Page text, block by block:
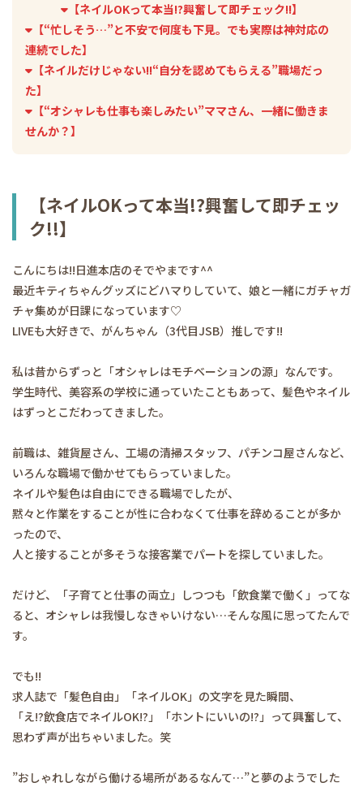
【ネイルOKって本当!?興奮して即チェック!!】
【“忙しそう…”と不安で何度も下見。でも実際は神対応の
連続でした】
【ネイルだけじゃない!!“自分を認めてもらえる”職場だっ
た】
【“オシャレも仕事も楽しみたい”ママさん、一緒に働きま
せんか？】
【ネイルOKって本当!?興奮して即チェッ
ク!!】
こんにちは!!日進本店のそでやまです^^
最近キティちゃんグッズにどハマりしていて、娘と一緒にガチャガ
チャ集めが日課になっています♡
LIVEも大好きで、がんちゃん（3代目JSB）推しです!!
私は昔からずっと「オシャレはモチベーションの源」なんです。
学生時代、美容系の学校に通っていたこともあって、髪色やネイル
はずっとこだわってきました。
前職は、雑貨屋さん、工場の清掃スタッフ、パチンコ屋さんなど、
いろんな職場で働かせてもらっていました。
ネイルや髪色は自由にできる職場でしたが、
黙々と作業をすることが性に合わなくて仕事を辞めることが多か
ったので、
人と接することが多そうな接客業でパートを探していました。
だけど、「子育てと仕事の両立」しつつも「飲食業で働く」ってな
ると、オシャレは我慢しなきゃいけない…そんな風に思ってたんで
す。
でも!!
求人誌で「髪色自由」「ネイルOK」の文字を見た瞬間、
「え!?飲食店でネイルOK!?」「ホントにいいの!?」って興奮して、
思わず声が出ちゃいました。笑
”おしゃれしながら働ける場所があるなんて…”と夢のようでした